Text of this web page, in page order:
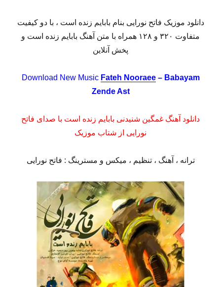
دانلود موزیک فاتح نورایی بنام بابایم زنده است ، با دو کیفیت
متفاوت ۳۲۰ و ۱۲۸ همراه با متن آهنگ بابایم زنده است و
پخش آنلاین
Download New Music Fateh Nooraee– Babayam
Zende Ast
دانلود آهنگ غمگین شنیدنی بابایم زنده است با صدای فاتح
نورایی از شتاب موزیک
ترانه ، آهنگ ، تنظیم ، میکس و مسترینگ : فاتح نورایی